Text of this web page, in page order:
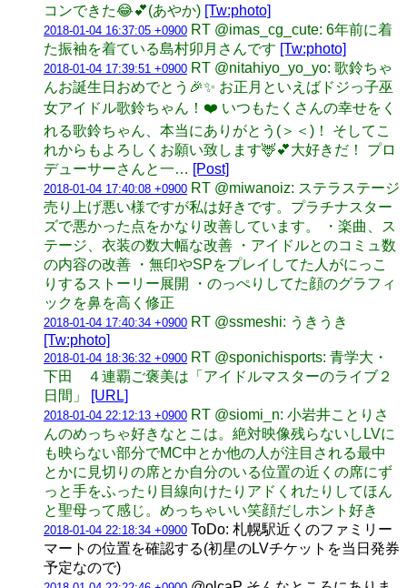
コンできた😂💕(あやか) [Tw:photo]
2018-01-04 16:37:05 +0900 RT @imas_cg_cute: 6年前に着
た振袖を着ている島村卯月さんです [Tw:photo]
2018-01-04 17:39:51 +0900 RT @nitahiyo_yo_yo: 歌鈴ちゃ
んお誕生日おめでとう🎉✨ お正月といえばドジっ子巫
女アイドル歌鈴ちゃん！❤️ いつもたくさんの幸せをく
れる歌鈴ちゃん、本当にありがとう(＞＜)！ そしてこ
れからもよろしくお願い致します🦌💕大好きだ！ プロ
デューサーさんと一… [Post]
2018-01-04 17:40:08 +0900 RT @miwanoiz: ステラステージ
売り上げ悪い様ですが私は好きです。プラチナスター
ズで悪かった点をかなり改善しています。 ・楽曲、ス
テージ、衣装の数大幅な改善 ・アイドルとのコミュ数
の内容の改善 ・無印やSPをプレイしてた人がにっこ
りするストーリー展開 ・のっぺりしてた顔のグラフィ
ックを鼻を高く修正
2018-01-04 17:40:34 +0900 RT @ssmeshi: うきうき
[Tw:photo]
2018-01-04 18:36:32 +0900 RT @sponichisports: 青学大・
下田 ４連覇ご褒美は「アイドルマスターのライブ２
日間」
[URL]
2018-01-04 22:12:13 +0900 RT @siomi_n: 小岩井ことりさ
んのめっちゃ好きなとこは。絶対映像残らないしLVに
も映らない部分でMC中とか他の人が注目される最中
とかに見切りの席とか自分のいる位置の近くの席にず
っと手をふったり目線向けたりアドくれたりしてほん
と聖母って感じ。めっちゃいい笑顔だしホント好き
2018-01-04 22:18:34 +0900 ToDo: 札幌駅近くのファミリー
マートの位置を確認する(初星のLVチケットを当日発券
予定なので)